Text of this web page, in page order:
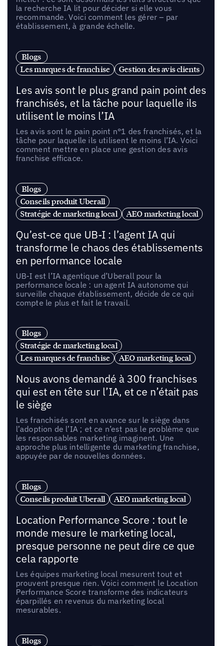
la recherche IA lit pour décider si elle vous
recommande. Voici comment les gérer – par
établissement, à grande échelle.
Blogs
Les marques de franchise
Gestion des avis clients
Les avis sont le plus grand pain point des
franchisés, et la tâche pour laquelle ils
utilisent le moins l’IA
Les avis sont le pain point n°1 des franchisés, et la
tâche pour laquelle ils utilisent le moins l’IA. Voici
comment mettre en place une gestion des avis
franchise efficace.
Blogs
Conseils produit Uberall
Stratégie de marketing local
AEO marketing local
Qu’est-ce que UB-I : l’agent IA qui
transforme le chaos des établissements
en performance locale
UB-I est l’IA agentique d’Uberall pour la
performance locale : un agent IA autonome qui
surveille chaque établissement, décide de ce qui
compte le plus et fait le travail.
Blogs
Stratégie de marketing local
Les marques de franchise
AEO marketing local
Nous avons demandé à 300 franchises
qui est en tête sur l’IA, et ce n’était pas
le siège
Les franchisés sont en avance sur le siège dans
l’adoption de l’IA ; et ce n’est pas le problème que
les responsables marketing imaginent. Une
approche plus intelligente du marketing franchise,
appuyée par de nouvelles données.
Blogs
Conseils produit Uberall
AEO marketing local
Location Performance Score : tout le
monde mesure le marketing local,
presque personne ne peut dire ce que
cela rapporte
Les équipes marketing local mesurent tout et
prouvent presque rien. Voici comment le Location
Performance Score transforme des indicateurs
éparpillés en revenus du marketing local
mesurables.
Blogs